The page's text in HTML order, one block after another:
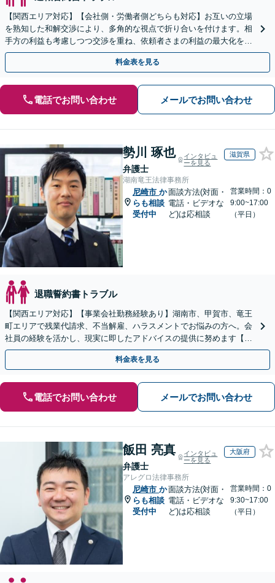
【関西エリア対応】【会社側・労働者側どちらも対応】お互いの立場
を熟知した和解交渉により、多角的な視点で折り合いを付けます。相
手方の利益も考慮しつつ交渉を重ね、依頼者さまの利益の最大化を目
指す「不当解雇／労災の損害賠償請求／未払い残業代請求」
料金表を見る
電話でお問い合わせ メールでお問い合わせ
勢川 琢也
弁護士
インタビュ
ーを見る
滋賀県
湖南竜王法律事務所
尼崎市 か
らも相談
受付中
面談方法(対面・
電話・ビデオな
ど)は応相談
営業時間：0
9:00~17:00
（平日）
退職誓約書トラブル
【関西エリア対応】【事業会社勤務経験あり】湖南市、甲賀市、竜王
町エリアで残業代請求、不当解雇、ハラスメントでお悩みの方へ。会
社員の経験を活かし、現実に即したアドバイスの提供に努めます【労
使双方に対応】【Web面談OK】
料金表を見る
電話でお問い合わせ メールでお問い合わせ
飯田 亮真
弁護士
インタビュ
ーを見る
大阪府
アレグロ法律事務所
尼崎市 か
らも相談
受付中
面談方法(対面・
電話・ビデオな
ど)は応相談
営業時間：0
9:30~17:00
（平日）